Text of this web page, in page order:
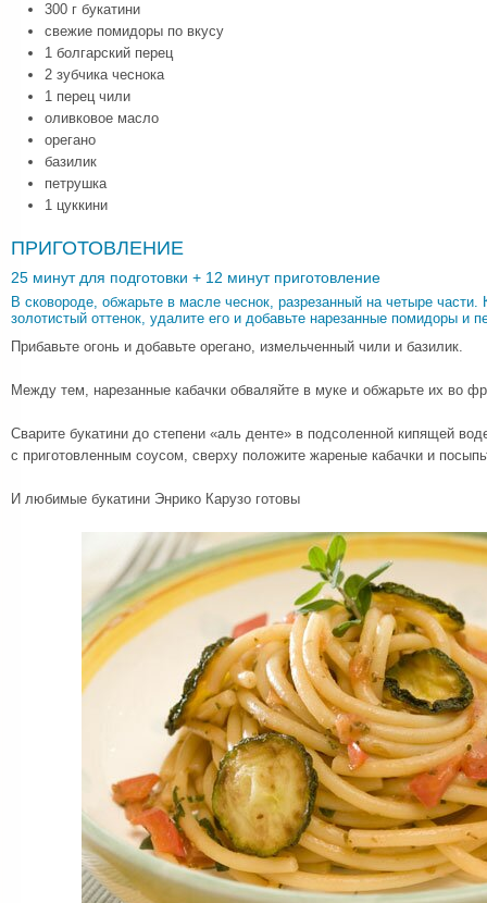
300 г букатини
свежие помидоры по вкусу
1 болгарский перец
2 зубчика чеснока
1 перец чили
оливковое масло
орегано
базилик
петрушка
1 цуккини
ПРИГОТОВЛЕНИЕ
25 минут для подготовки + 12 минут приготовление
В сковороде, обжарьте в масле чеснок, разрезанный на четыре части.
золотистый оттенок, удалите его и добавьте нарезанные помидоры и
Прибавьте огонь и добавьте орегано, измельченный чили и базилик.
Между тем, нарезанные кабачки обваляйте в муке и обжарьте их во
Сварите букатини до степени «аль денте» в подсоленной кипящей
с приготовленным соусом, сверху положите жареные кабачки и
И любимые букатини Энрико Карузо готовы